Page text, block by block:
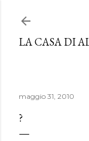
LA CASA DI
maggio 31, 2010
?